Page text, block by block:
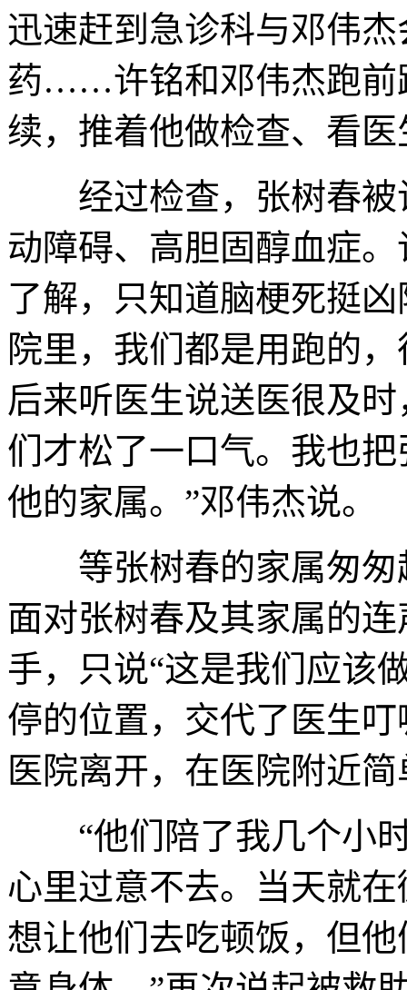
迅速赶到急诊科与邓伟
药……许铭和邓伟杰跑前
续，推着他做检查、看
经过检查，张树春被
动障碍、高胆固醇血症
了解，只知道脑梗死挺
院里，我们都是用跑的
后来听医生说送医很及
们才松了一口气。我也
他的家属。”邓伟杰说。
等张树春的家属匆匆
面对张树春及其家属的
手，只说“这是我们应该
停的位置，交代了医生
医院离开，在医院附近
“他们陪了我几个小时
心里过意不去。当天就
想让他们去吃顿饭，但